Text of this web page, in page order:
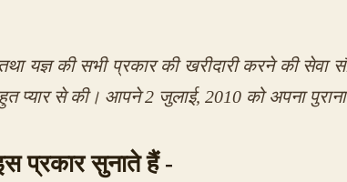
यज्ञ की सभी प्रकार की खरीदारी करने की सेवा
से की। आपने 2 जुलाई, 2010 को अपना पुराना
प्रकार सुनाते हैं -